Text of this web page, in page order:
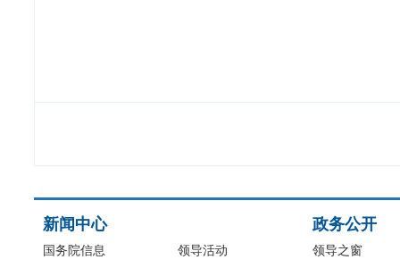
新闻中心
国务院信息 领导活动
政务公开
领导之窗